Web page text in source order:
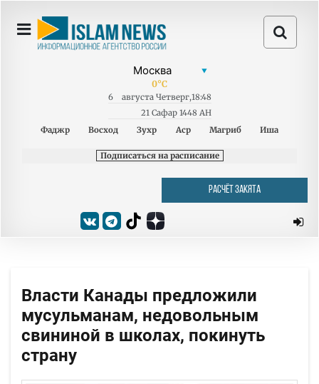
0°C
6 августа Четверг,18:48
21 Сафар 1448 AH
Фаджр
Восход Зухр Аср Магриб Иша
Подписаться на расписание
РАСЧЁТ ЗАКЯТА
Власти Канады предложили
мусульманам, недовольным
свининой в школах, покинуть
страну